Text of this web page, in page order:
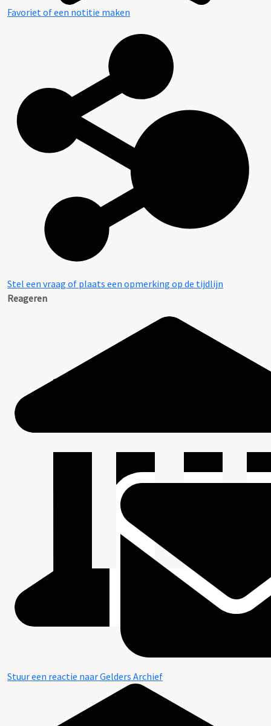
Favoriet of een notitie maken
Stel een vraag of plaats een opmerking op de tijdlijn
Reageren
Stuur een reactie naar Gelders Archief